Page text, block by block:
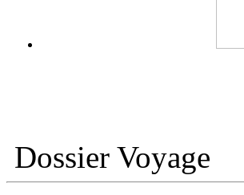
Dossier Voyage